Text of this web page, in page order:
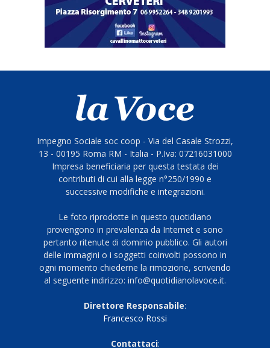
Impegno Sociale soc coop - Via del Casale Strozzi,
13 - 00195 Roma RM - Italia - P.Iva: 07216031000
Impresa beneficiaria per questa testata dei
contributi di cui alla legge n°250/1990 e
successive modifiche e integrazioni.
Le foto riprodotte in questo quotidiano
provengono in prevalenza da Internet e sono
pertanto ritenute di dominio pubblico. Gli autori
delle immagini o i soggetti coinvolti possono in
ogni momento chiederne la rimozione, scrivendo
al seguente indirizzo: info@quotidianolavoce.it.
Direttore Responsabile:
Francesco Rossi
Contattaci: